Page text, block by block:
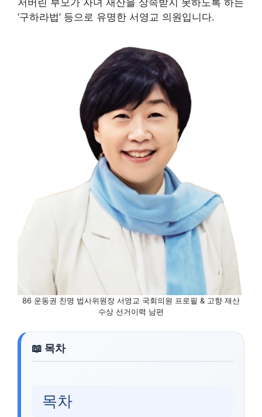
‘구하라법’ 등으로 유명한 서영교 의원입니다.
86 운동권 친명 법사위원장 서영교 국회의원 프로필 & 고향 재산
수상 선거이력 남편
목차